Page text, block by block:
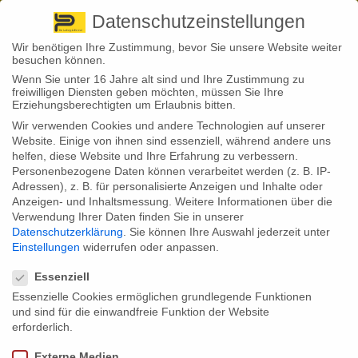
+ 49 3501 528571 |
Back to News
25
Sep.
Stephan Fröhlich
Am 22. September ist Herbstanfang. Das nimmt der
Versicherungsdachverband zum Anlass, auf eine unterschätzte
Gefahr hinzuweisen: Starkregen sorgt regelmäßig für
den finanziellen Folgen.
Die kalte Jahreszeit hat uns nun wieder ganz offiziell im Griff. Denn
auch, wenn der Sommer mehr als durchwachsen war: Am 22.
September beginnt der kalendarische Herbst. Da passt es, dass in den
die Temperaturen sich tatsächlich herbstlich anfühlten.
Datenschutzeinstellungen
Wir benötigen Ihre Zustimmung, bevor Sie unsere Website weiter
besuchen können.
Wenn Sie unter 16 Jahre alt sind und Ihre Zustimmung zu
freiwilligen Diensten geben möchten, müssen Sie Ihre
Erziehungsberechtigten um Erlaubnis bitten.
Wir verwenden Cookies und andere Technologien auf unserer
Website. Einige von ihnen sind essenziell, während andere uns
helfen, diese Website und Ihre Erfahrung zu verbessern.
Personenbezogene Daten können verarbeitet werden (z. B. IP-
Adressen), z. B. für personalisierte Anzeigen und Inhalte oder
Anzeigen- und Inhaltsmessung. Weitere Informationen über die
Verwendung Ihrer Daten finden Sie in unserer
Datenschutzerklärung
Sie können Ihre Auswahl jederzeit unter
Einstellungen widerrufen oder anpassen.
Essenziell
Essenzielle Cookies ermöglichen grundlegende Funktionen
und sind für die einwandfreie Funktion der Website
erforderlich.